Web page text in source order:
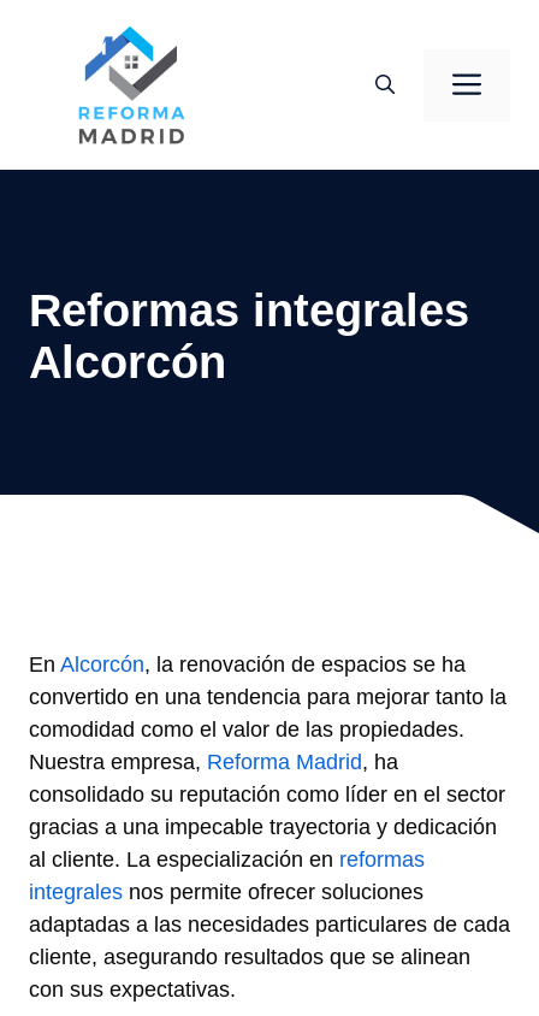
contenido
Reformas integrales
Alcorcón
En Alcorcón, la renovación de espacios se ha
convertido en una tendencia para mejorar tanto la
comodidad como el valor de las propiedades.
Nuestra empresa, Reforma Madrid, ha
consolidado su reputación como líder en el sector
gracias a una impecable trayectoria y dedicación
al cliente. La especialización en reformas
integrales nos permite ofrecer soluciones
adaptadas a las necesidades particulares de cada
cliente, asegurando resultados que se alinean
con sus expectativas.